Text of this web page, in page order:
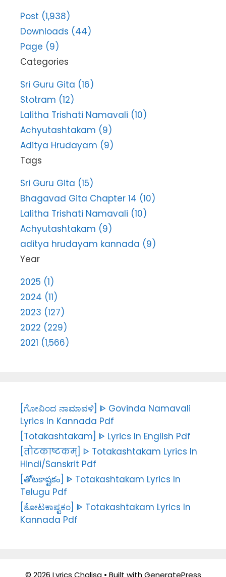
Post (1,938)
Downloads (44)
Page (9)
Categories
Sri Guru Gita (16)
Stotram (12)
Lalitha Trishati Namavali (10)
Achyutashtakam (9)
Aditya Hrudayam (9)
Tags
Sri Guru Gita (15)
Bhagavad Gita Chapter 14 (10)
Lalitha Trishati Namavali (10)
Achyutashtakam (9)
aditya hrudayam kannada (9)
Year
2025 (1)
2024 (11)
2023 (127)
2022 (229)
2021 (1,566)
[ಗೋವಿಂದ ನಾಮಾವಳಿ] ᐈ Govinda Namavali
Lyrics In Kannada Pdf
[Totakashtakam] ᐈ Lyrics In English Pdf
[तोटकाष्टकम्] ᐈ Totakashtakam Lyrics In
Hindi/Sanskrit Pdf
[తోటకాష్టకం] ᐈ Totakashtakam Lyrics In
Telugu Pdf
[ತೋಟಕಾಷ್ಟಕಂ] ᐈ Totakashtakam Lyrics In
Kannada Pdf
© 2026 Lyrics Chalisa• Built withGeneratePress